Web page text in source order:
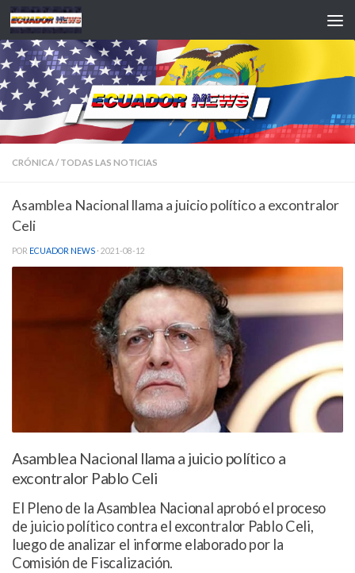
Saltar al contenido
CRÓNICA/ TODAS LAS NOTICIAS
Asamblea Nacional llama a juicio político a excontralor
Celi
POR ECUADOR NEWS · 2021-08-12
Asamblea Nacional llama a juicio político a
excontralor Pablo Celi
El Pleno de la Asamblea Nacional aprobó el proceso
de juicio político contra el excontralor Pablo Celi,
luego de analizar el informe elaborado por la
Comisión de Fiscalización.